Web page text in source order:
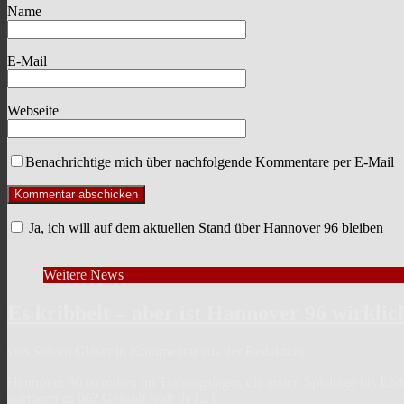
Name
E-Mail
Webseite
Benachrichtige mich über nachfolgende Kommentare per E-Mail
Ja, ich will auf dem aktuellen Stand über Hannover 96 bleiben
Weitere News